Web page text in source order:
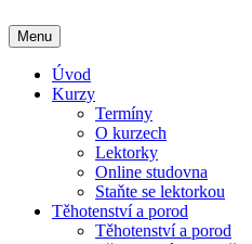
Menu
Úvod
Kurzy
Termíny
O kurzech
Lektorky
Online studovna
Staňte se lektorkou
Těhotenství a porod
Těhotenství a porod